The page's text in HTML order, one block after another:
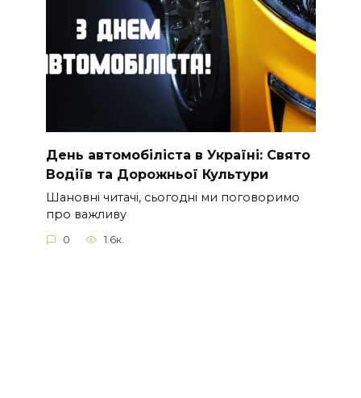
День автомобіліста в Україні: Свято
Водіїв та Дорожньої Культури
Шановні читачі, сьогодні ми поговоримо
про важливу
0 1.6к.